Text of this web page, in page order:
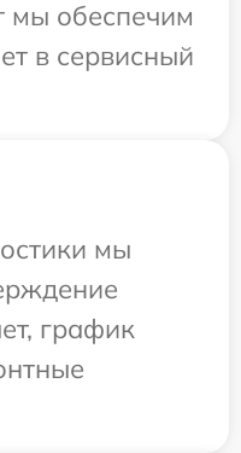
мы обеспечим
в сервисный
мы
график